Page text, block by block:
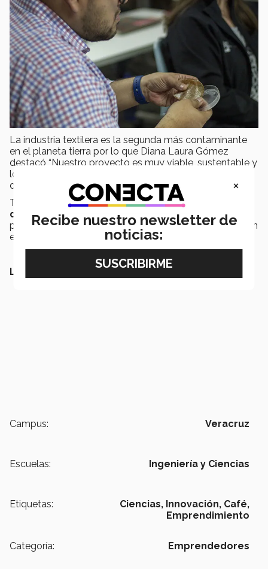
La industria textilera es la segunda más contaminante
en el planeta tierra por lo que Diana Laura Gómez
destacó “Nuestro proyecto es muy viable, sustentable y
lo más importante es la pectina que proviene de los
desechos del café”.
Todos estos proyectos fueron un éxito para los
distinguidos jueces
y la audiencia que hicieron
presencia en la presentación final. Sin duda demostraron
el
Tec de Monterrey
LEE TAMBIÉN:
Campus: Veracruz
Escuelas: Ingeniería y Ciencias
Etiquetas: Ciencias, Innovación, Café,
Emprendimiento
Categoría: Emprendedores
×
Recibe nuestro newsletter de
noticias: